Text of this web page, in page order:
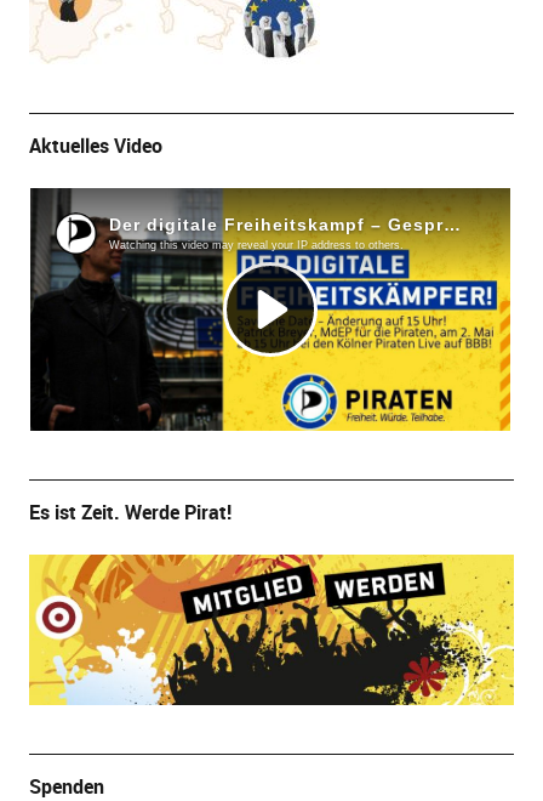
Aktuelles Video
Es ist Zeit. Werde Pirat!
Spenden